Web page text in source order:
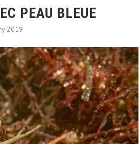
PEAU BLEUE
2019